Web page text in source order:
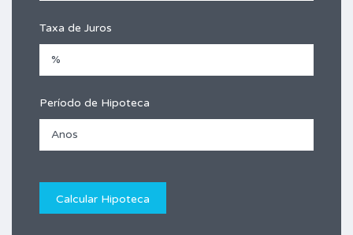
Taxa de Juros
Período de Hipoteca